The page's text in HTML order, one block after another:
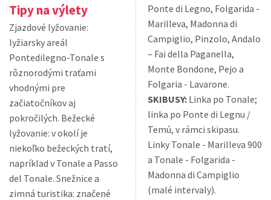
Tipy na výlety
Zjazdové lyžovanie:
lyžiarsky areál
Pontedilegno-Tonale s
rôznorodými traťami
vhodnými pre
začiatočníkov aj
pokročilých. Bežecké
lyžovanie: v okolí je
niekoľko bežeckých tratí,
napríklad v Tonale a Passo
del Tonale. Snežnice a
zimná turistika: značené
Ponte di Legno, Folgarida -
Marilleva, Madonna di
Campiglio, Pinzolo, Andalo
– Fai della Paganella,
Monte Bondone, Pejo a
Folgaria - Lavarone.
SKIBUSY: Linka po Tonale;
linka po Ponte di Legnu /
Temú, v rámci skipasu.
Linky Tonale - Marilleva 900
a Tonale - Folgarida -
Madonna di Campiglio
(malé intervaly).